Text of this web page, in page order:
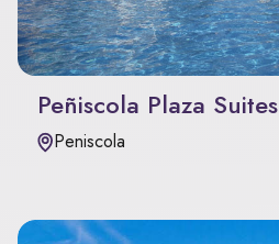
Peñiscola Plaza Suites
Peniscola